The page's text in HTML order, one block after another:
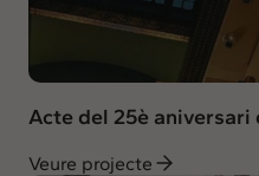
Acte del 25è aniversari
Veure projecte